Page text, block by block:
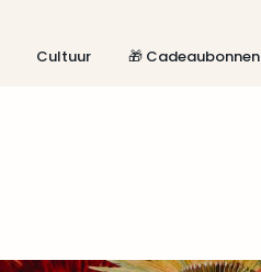
Cultuur 🎁 Cadeaubonnen